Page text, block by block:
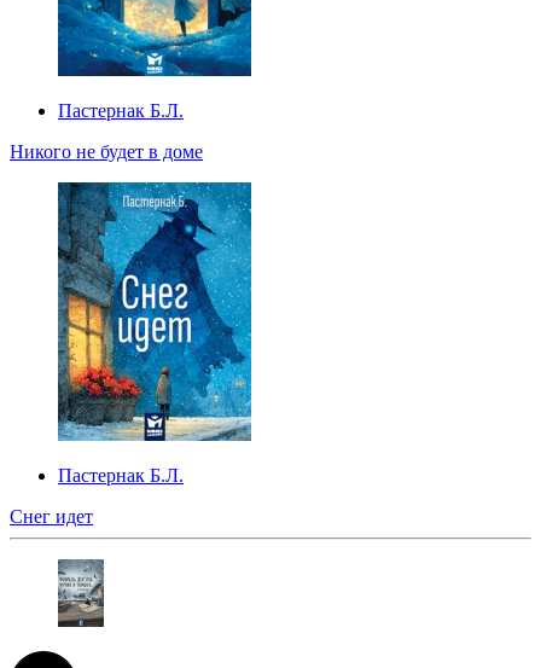
Пастернак Б.Л.
Никого не будет в доме
Пастернак Б.Л.
Снег идет